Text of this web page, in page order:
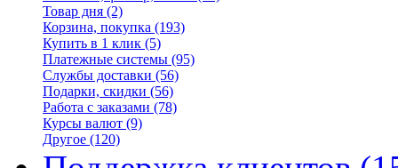
Товар дня (2)
Корзина, покупка (193)
Купить в 1 клик (5)
Платежные системы (95)
Службы доставки (56)
Подарки, скидки (56)
Работа с заказами (78)
Курсы валют (9)
Другое (120)